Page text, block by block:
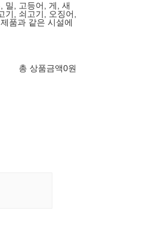
밀, 고등어, 게, 새
, 쇠고기, 오징어,
품과 같은 시설에
총 상품금액0원